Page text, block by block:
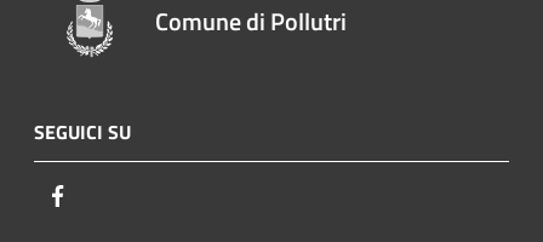
Comune di Pollutri
SEGUICI SU